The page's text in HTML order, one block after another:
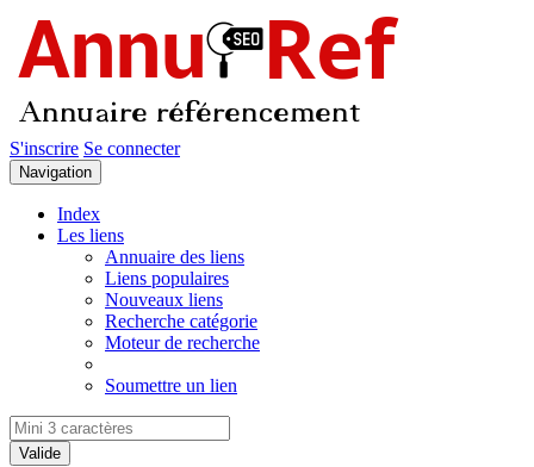
S'inscrire Se connecter
Navigation
Index
Les liens
Annuaire des liens
Liens populaires
Nouveaux liens
Recherche catégorie
Moteur de recherche
Soumettre un lien
Valide